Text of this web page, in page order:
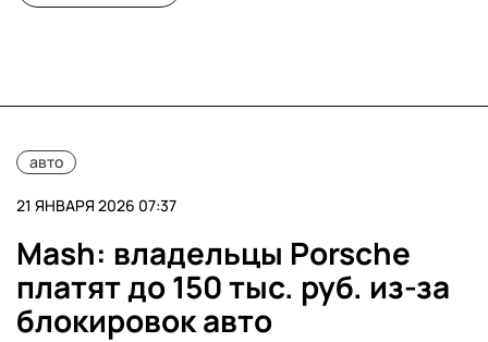
авто
21 ЯНВАРЯ 2026 07:37
Mash: владельцы Porsche
платят до 150 тыс. руб. из-за
блокировок авто